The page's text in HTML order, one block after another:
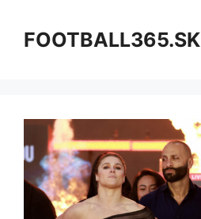
obsahFOOTBALL365.SK